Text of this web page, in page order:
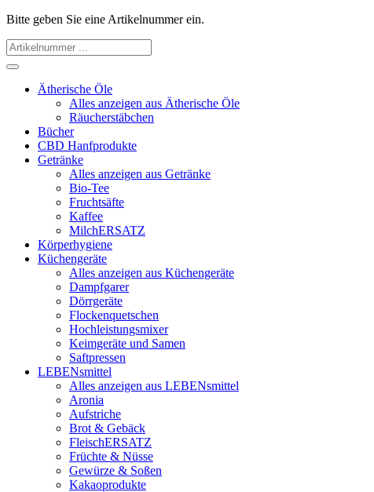
Bitte geben Sie eine Artikelnummer ein.
Ätherische Öle
Alles anzeigen aus Ätherische Öle
Räucherstäbchen
Bücher
CBD Hanfprodukte
Getränke
Alles anzeigen aus Getränke
Bio-Tee
Fruchtsäfte
Kaffee
MilchERSATZ
Körperhygiene
Küchengeräte
Alles anzeigen aus Küchengeräte
Dampfgarer
Dörrgeräte
Flockenquetschen
Hochleistungsmixer
Keimgeräte und Samen
Saftpressen
LEBENsmittel
Alles anzeigen aus LEBENsmittel
Aronia
Aufstriche
Brot & Gebäck
FleischERSATZ
Früchte & Nüsse
Gewürze & Soßen
Kakaoprodukte